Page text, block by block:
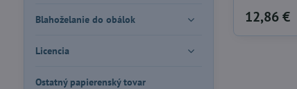
12,86 €
Blahoželanie do obálok
Licencia
Ostatný papierenský tovar